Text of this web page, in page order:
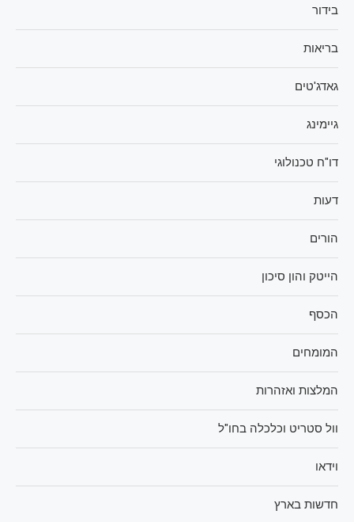
בידור
בריאות
גאדג'טים
גיימינג
דו"ח טכנולוגי
דעות
הורים
הייטק והון סיכון
הכסף
המומחים
המלצות ואזהרות
וול סטריט וכלכלה בחו"ל
וידאו
חדשות בארץ